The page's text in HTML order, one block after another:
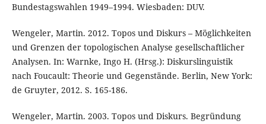
Bundestagswahlen 1949–1994. Wiesbaden: DUV.
Wengeler, Martin. 2012. Topos und Diskurs – Möglichkeiten
und Grenzen der topologischen Analyse gesellschaftlicher
Analysen. In: Warnke, Ingo H. (Hrsg.): Diskurslinguistik
nach Foucault: Theorie und Gegenstände. Berlin, New York:
de Gruyter, 2012. S. 165-186.
Wengeler, Martin. 2003. Topos und Diskurs. Begründung